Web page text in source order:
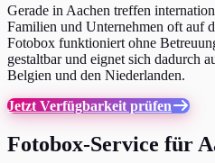
Gerade in Aachen treffen
Familien und Unternehmen oft auf
Fotobox funktioniert ohne
gestaltbar und eignet sich dadurch
Belgien und den Niederlanden.
Jetzt Verfügbarkeit prüfen
Fotobox-Service für